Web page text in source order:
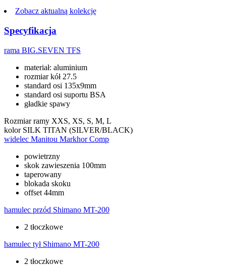
Zobacz aktualną kolekcję
Specyfikacja
rama BIG.SEVEN TFS
materiał: aluminium
rozmiar kół 27.5
standard osi 135x9mm
standard osi suportu BSA
gładkie spawy
Rozmiar ramy XXS, XS, S, M, L
kolor SILK TITAN (SILVER/BLACK)
widelec Manitou Markhor Comp
powietrzny
skok zawieszenia 100mm
taperowany
blokada skoku
offset 44mm
hamulec przód Shimano MT-200
2 tłoczkowe
hamulec tył Shimano MT-200
2 tłoczkowe